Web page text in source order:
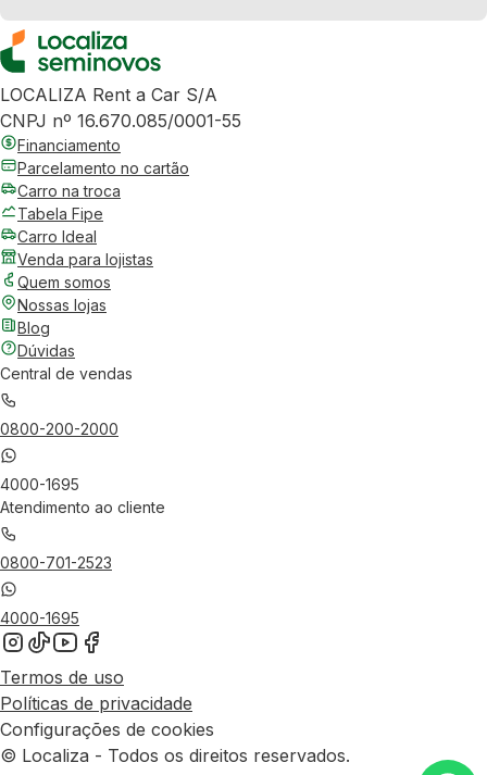
LOCALIZA Rent a Car S/A
CNPJ nº 16.670.085/0001-55
Financiamento
Parcelamento no cartão
Carro na troca
Tabela Fipe
Carro Ideal
Venda para lojistas
Quem somos
Nossas lojas
Blog
Dúvidas
Central de vendas
0800-200-2000
4000-1695
Atendimento ao cliente
0800-701-2523
4000-1695
Termos de uso
Políticas de privacidade
Configurações de cookies
© Localiza - Todos os direitos reservados.